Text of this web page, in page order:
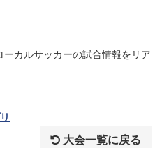
カルサッカーの試合情報をリア
大会一覧に戻る